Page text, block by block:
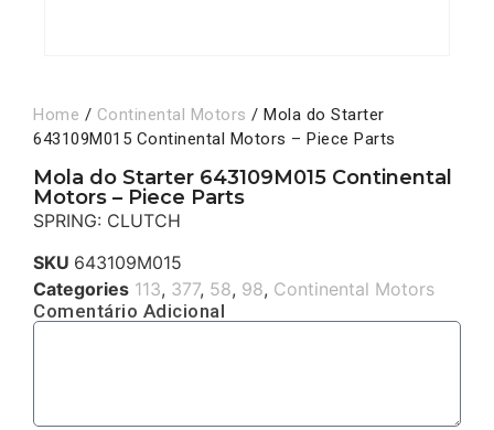
Home / Continental Motors / Mola do Starter
643109M015 Continental Motors – Piece Parts
Mola do Starter 643109M015 Continental
Motors – Piece Parts
SPRING: CLUTCH
SKU 643109M015
Categories 113, 377, 58, 98, Continental Motors
Comentário Adicional